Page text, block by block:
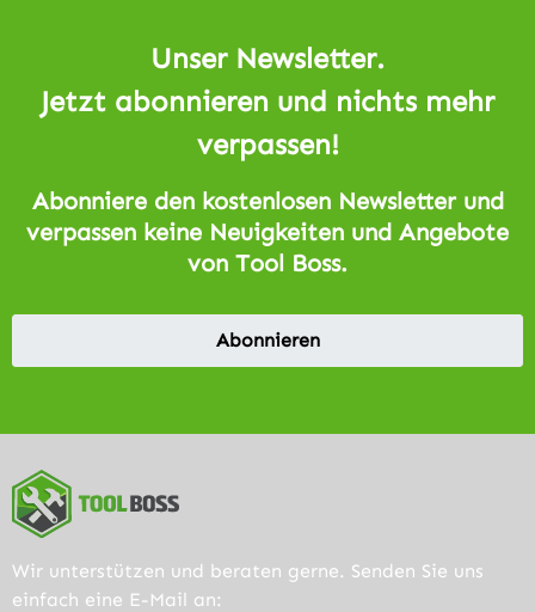
Unser Newsletter.
Jetzt abonnieren und nichts mehr
verpassen!
Abonniere den kostenlosen Newsletter und
verpassen keine Neuigkeiten und Angebote
von Tool Boss.
Abonnieren
Wir unterstützen und beraten gerne. Senden Sie uns
einfach eine E-Mail an: